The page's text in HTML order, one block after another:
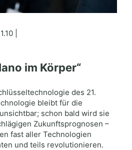
|
im Körper“
des 21.
bleibt für die
schon bald wird sie
Zukunftsprognosen –
fast aller Technologien
und teils revolutionieren.